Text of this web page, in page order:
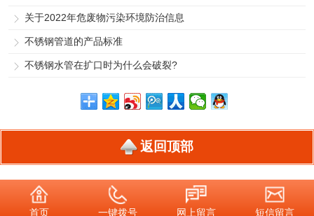
关于2022年危废物污染环境防治信息
不锈钢管道的产品标准
不锈钢水管在扩口时为什么会破裂?
首页 一键拨号 网上留言 短信留言
返回顶部